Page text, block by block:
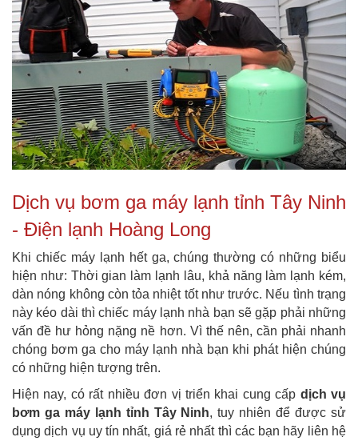
Dịch vụ bơm ga máy lạnh tỉnh Tây Ninh
- Điện lạnh Hoàng Long
Khi chiếc máy lạnh hết ga, chúng thường có những biểu
hiện như: Thời gian làm lạnh lâu, khả năng làm lạnh kém,
dàn nóng không còn tỏa nhiệt tốt như trước. Nếu tình trạng
này kéo dài thì chiếc máy lạnh nhà bạn sẽ gặp phải những
vấn đề hư hỏng nặng nề hơn. Vì thế nên, cần phải nhanh
chóng bơm ga cho máy lạnh nhà bạn khi phát hiện chúng
có những hiện tượng trên.
Hiện nay, có rất nhiều đơn vị triển khai cung cấp dịch vụ
bơm ga máy lạnh tỉnh Tây Ninh, tuy nhiên để được sử
dụng dịch vụ uy tín nhất, giá rẻ nhất thì các bạn hãy liên hệ